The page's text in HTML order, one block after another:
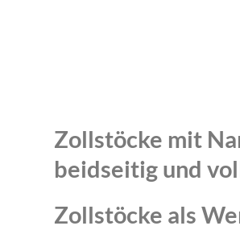
Zollstöcke mit
beidseitig und
Zollstöcke als